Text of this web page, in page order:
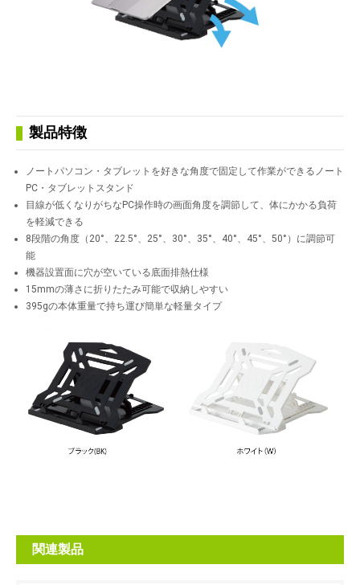
製品特徴
ノートパソコン・タブレットを好きな角度で固定して作業ができるノート
PC・タブレットスタンド
目線が低くなりがちなPC操作時の画面角度を調節して、体にかかる負荷
を軽減できる
8段階の角度（20°、22.5°、25°、30°、35°、40°、45°、50°）に調節可
能
機器設置面に穴が空いている底面排熱仕様
15mmの薄さに折りたたみ可能で収納しやすい
395gの本体重量で持ち運び簡単な軽量タイプ
関連製品